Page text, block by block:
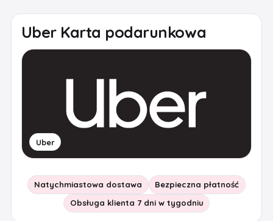
Uber Karta podarunkowa
Uber
Natychmiastowa dostawa
Bezpieczna płatność
Obsługa klienta 7 dni w tygodniu